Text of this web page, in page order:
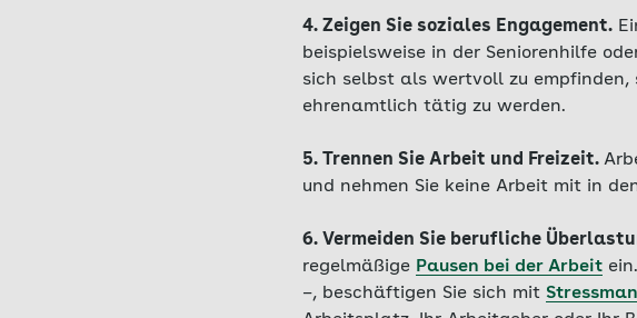
4. Zeigen Sie soziales Engagement.
beispielsweise in der Seniorenhilfe
sich selbst als wertvoll zu
ehrenamtlich tätig zu werden.
5. Trennen Sie Arbeit und Freizeit.
und nehmen Sie keine Arbeit mit in
6. Vermeiden Sie berufliche
regelmäßige Pausen bei der Arbeit
–, beschäftigen Sie sich mit